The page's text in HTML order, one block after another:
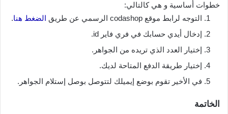
خطوات أساسية و هي كالتالي:
التوجه لرابط موقع codashop الرسمي عن طريق
الضغط هنا.
إدخال أيدي حسابك في فري فاير id.
إختيار العدد الذي تريده من الجواهر.
إختيار طريقة الدفع المتاحة لديك.
في الأخير تقوم بوضع إيميلك لتتوصل بوصل إستلام الجواهر.
الخاتمة